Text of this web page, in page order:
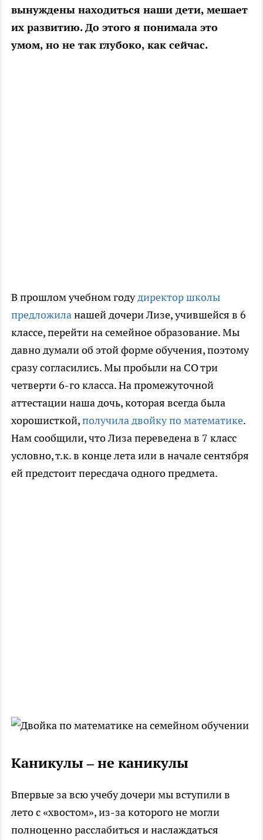
вынуждены находиться наши дети, мешает
их развитию. До этого я понимала это
умом, но не так глубоко, как сейчас.
В прошлом учебном годудиректор школы
предложиланашей дочери Лизе, учившейся в 6
классе, перейти на семейное образование. Мы
давно думали об этой форме обучения, поэтому
сразу согласились. Мы пробыли на СО три
четверти 6-го класса. На промежуточной
аттестации наша дочь, которая всегда была
хорошисткой,получила двойку по математике.
Нам сообщили, что Лиза переведена в 7 класс
условно, т.к. в конце лета или в начале сентября
ей предстоит пересдача одного предмета.
Каникулы – не каникулы
Впервые за всю учебу дочери мы вступили в
лето с «хвостом», из-за которого не могли
полноценно расслабиться и наслаждаться